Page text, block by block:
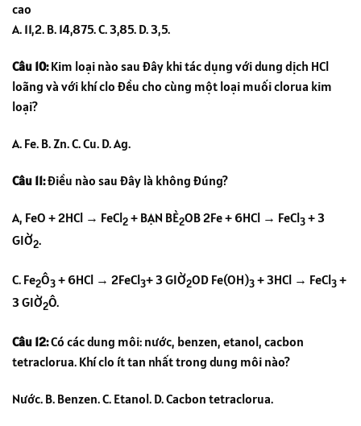
cao
A. 11,2. B. 14,875. C. 3,85. D. 3,5.
Câu 10:Kim loại nào sau đây khi tác dụng với dung dịch HCl
loãng và với khí clo đều cho cùng một loại muối clorua kim
loại?
A. Fe. B. Zn. C. Cu. D. Ag.
Câu 11:Điều nào sau đây là không đúng?
A, FeO + 2HCl → FeCl2+ BẠN BÈ2OB 2Fe + 6HCl → FeCl3+ 3
GIỜ2.
C. Fe2Ô3+ 6HCl → 2FeCl3+ 3 GIỜ2OD Fe(OH)3+ 3HCl → FeCl3+
3 GIỜ2Ô.
Câu 12:Có các dung môi: nước, benzen, etanol, cacbon
tetraclorua. Khí clo ít tan nhất trong dung môi nào?
Nước. B. Benzen. C. Etanol. D. Cacbon tetraclorua.